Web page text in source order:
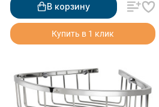
В корзину
Купить в 1 клик